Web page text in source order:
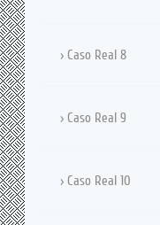
Caso Real 8
Caso Real 9
Caso Real 10